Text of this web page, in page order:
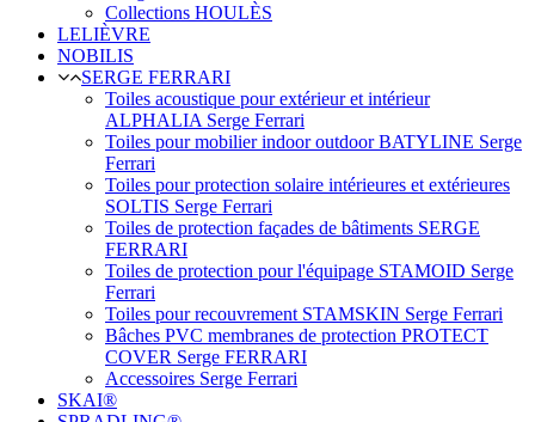
Collections HOULÈS
LELIÈVRE
NOBILIS
SERGE FERRARI
Toiles acoustique pour extérieur et intérieur
ALPHALIA Serge Ferrari
Toiles pour mobilier indoor outdoor BATYLINE Serge
Ferrari
Toiles pour protection solaire intérieures et extérieures
SOLTIS Serge Ferrari
Toiles de protection façades de bâtiments SERGE
FERRARI
Toiles de protection pour l'équipage STAMOID Serge
Ferrari
Toiles pour recouvrement STAMSKIN Serge Ferrari
Bâches PVC membranes de protection PROTECT
COVER Serge FERRARI
Accessoires Serge Ferrari
SKAI®